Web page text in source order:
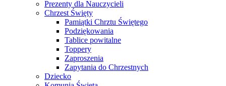
Prezenty dla Nauczycieli
Chrzest Święty
Pamiątki Chrztu Świętego
Podziękowania
Tablice powitalne
Toppery
Zaproszenia
Zapytania do Chrzestnych
Dziecko